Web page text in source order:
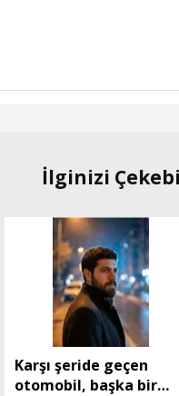
İlginizi
Karşı şeride geçen
otomobil, başka bir